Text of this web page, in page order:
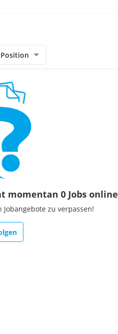
Position
momentan 0 Jobs online
zu verpassen!